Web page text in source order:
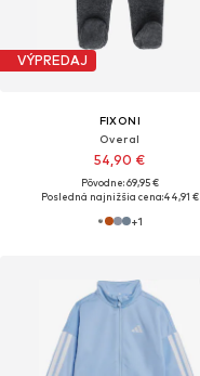
VÝPREDAJ
FIXONI
Overal
54,90 €
Pôvodne: 69,95 €
Posledná najnižšia cena:44,91 €
+1